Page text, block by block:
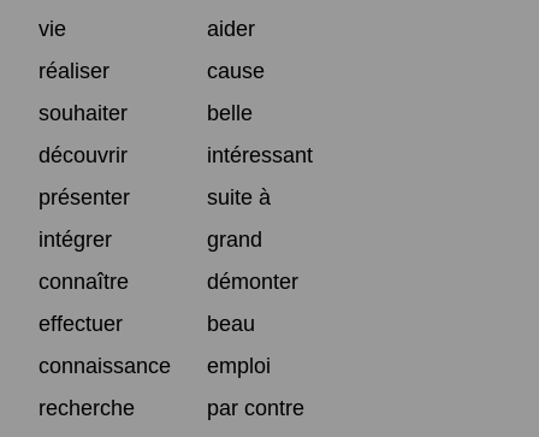
vie
aider
réaliser
cause
souhaiter
belle
découvrir
intéressant
présenter
suite à
intégrer
grand
connaître
démonter
effectuer
beau
connaissance
emploi
recherche
par contre